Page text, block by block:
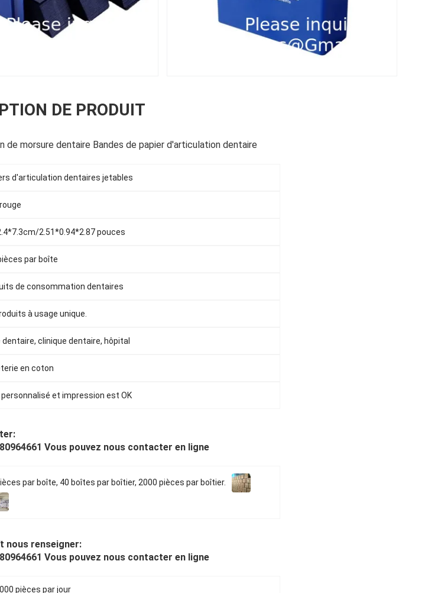
DE PRODUIT
morsure dentaire Bandes de papier d'articulation dentaire
d'articulation dentaires jetables
2.51*0.94*2.87 pouces
par boîte
de consommation dentaires
à usage unique.
dentaire, clinique dentaire, hôpital
en coton
personnalisé et impression est OK
Vous pouvez nous contacter en ligne
par boîte, 40 boîtes par boîtier, 2000 pièces par boîtier.
nous renseigner:
Vous pouvez nous contacter en ligne
pièces par jour